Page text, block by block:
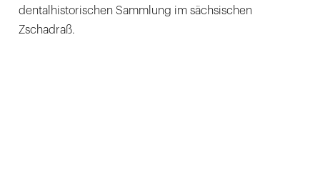
dentalhistorischen Sammlung im sächsischen
Zschadraß.